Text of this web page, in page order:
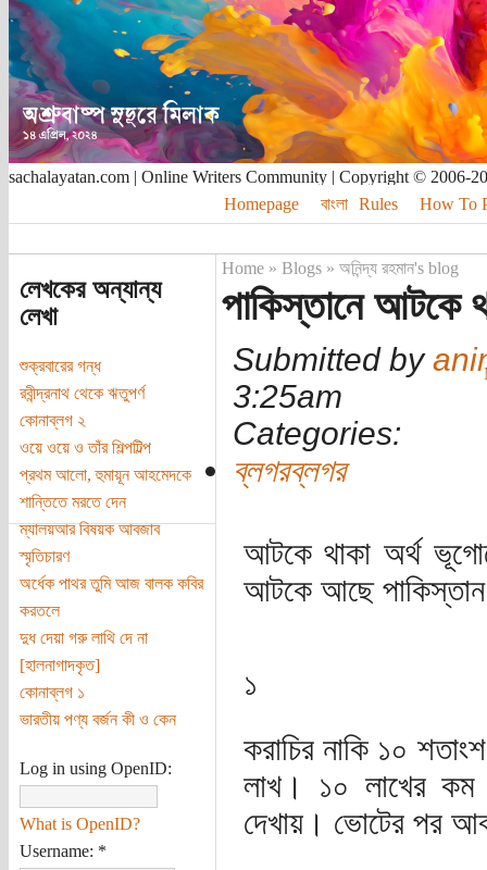
sachalayatan.com | Online Writers Community | Copyright © 2006-
Homepage
বাংলা Rules How To
লেখকের অন্যান্য
লেখা
শুক্রবারের গন্ধ
রবীন্দ্রনাথ থেকে ঋতুপর্ণ
কোনাব্লগ ২
ওয়ে ওয়ে ও তাঁর শিল্পটিল্প
প্রথম আলো, হুমায়ূন আহমেদকে
শান্তিতে মরতে দেন
ম্যালয়আর বিষয়ক আবজাব
স্মৃতিচারণ
অর্ধেক পাথর তুমি আজ বালক কবির
করতলে
দুধ দেয়া গরু লাথি দে না
[হালনাগাদকৃত]
কোনাব্লগ ১
ভারতীয় পণ্য বর্জন কী ও কেন
Log in using OpenID:
What is OpenID?
Username: *
Home» Blogs» অনিন্দ্য রহমান's blog
পাকিস্তানে আটকে
Submitted by
3:25am
Categories:
ব্লগরব্লগর
আটকে থাকা অর্থ
আটকে আছে
১
করাচির নাকি ১০
লাখ। ১০ লাখের কম
দেখায়। ভোটের পর